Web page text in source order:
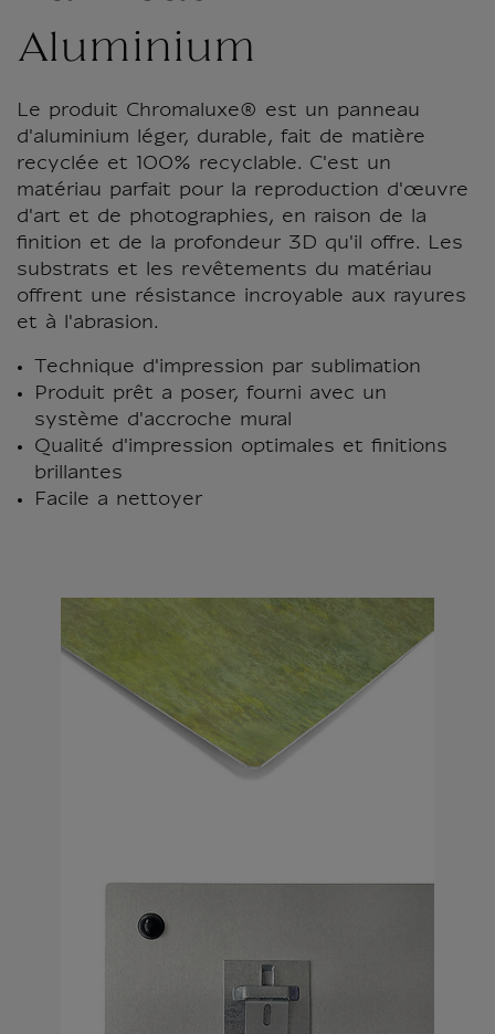
Aluminium
Le produit Chromaluxe® est un panneau
d'aluminium léger, durable, fait de matière
recyclée et 100% recyclable. C'est un
matériau parfait pour la reproduction d'œuvre
d'art et de photographies, en raison de la
finition et de la profondeur 3D qu'il offre. Les
substrats et les revêtements du matériau
offrent une résistance incroyable aux rayures
et à l'abrasion.
Technique d'impression par sublimation
Produit prêt a poser, fourni avec un
système d'accroche mural
Qualité d'impression optimales et finitions
brillantes
Facile a nettoyer